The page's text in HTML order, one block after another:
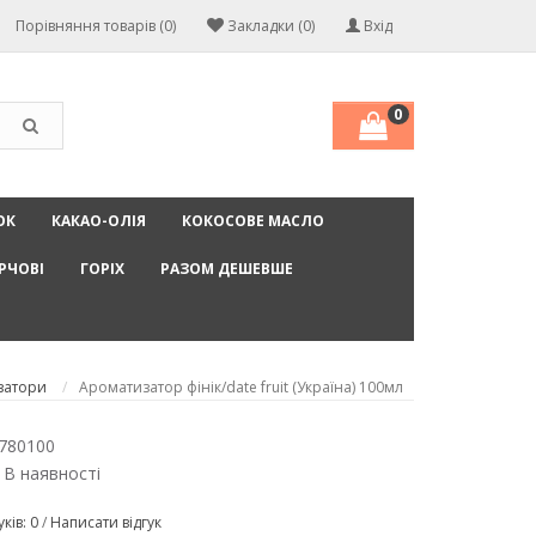
Вхід
Закладки (0)
Порівняння товарів (0)
0
КАКАО-ОЛІЯ КОКОСОВЕ МАСЛО
ГОРІХ РАЗОМ ДЕШЕВШЕ
Ароматизатор фінік/date fruit (Україна) 100мл
наявності
0/ Написати відгук